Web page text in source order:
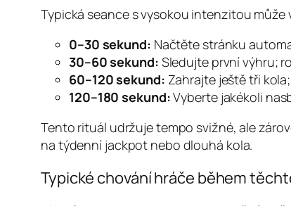
Typická seance s vysokou intenzitou
0–30 sekund: Načtěte stránku
30–60 sekund: Sledujte první výhru;
60–120 sekund: Zahrajte ještě tři
120–180 sekund:Vyberte jakékoli
Tento rituál udržuje tempo svižné, ale
na týdenní jackpot nebo dlouhá kola.
Typické chování hráče během